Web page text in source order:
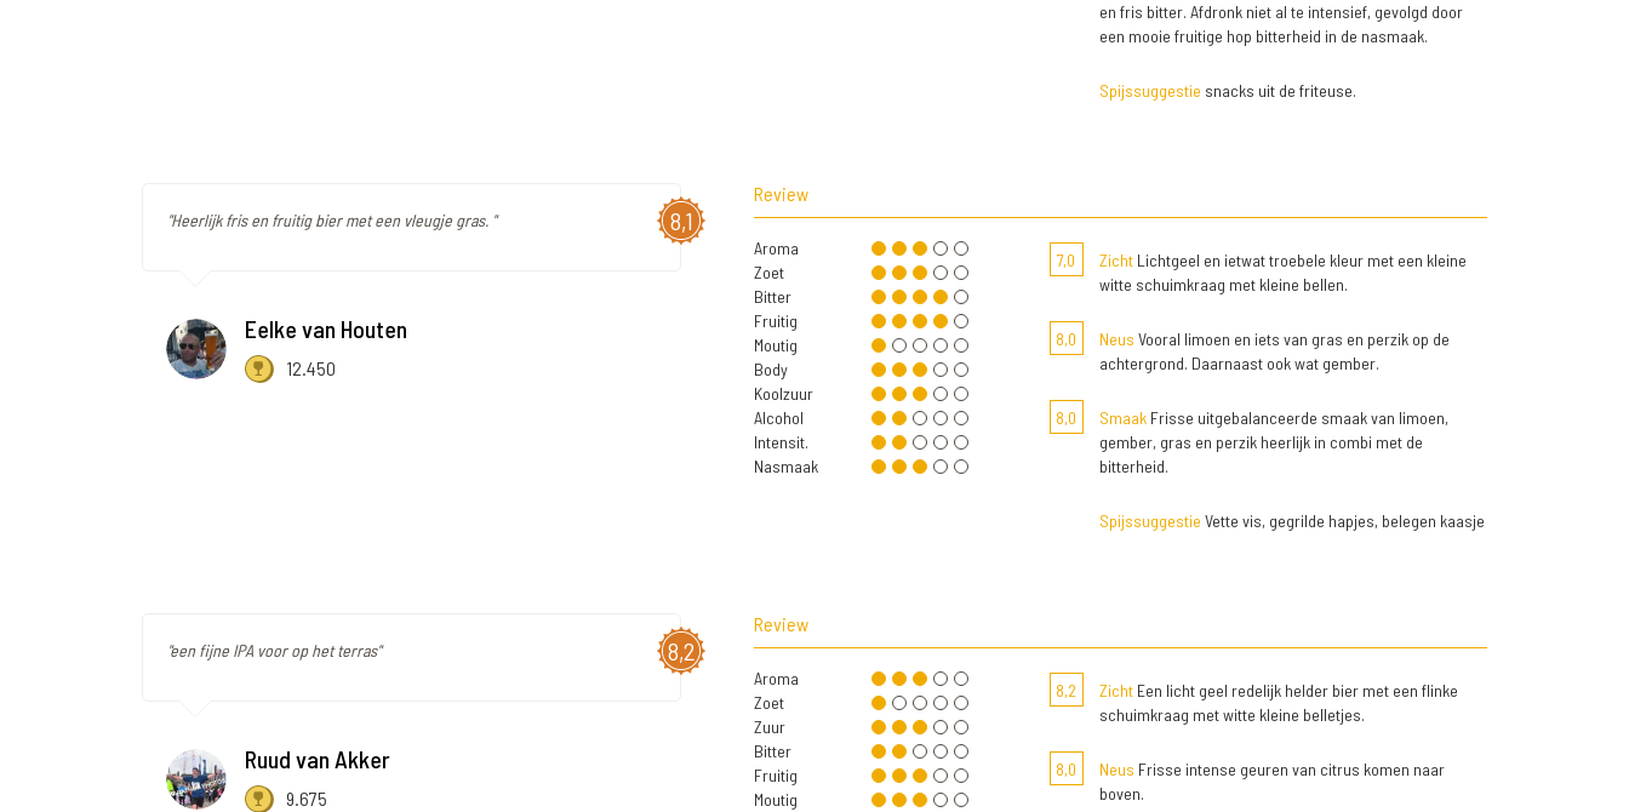
en fris bitter. Afdronk niet al te intensief, gevolgd door
een mooie fruitige hop bitterheid in de nasmaak.
Spijssuggestie snacks uit de friteuse.
8,1
"Heerlijk fris en fruitig bier met een vleugje gras. "
Eelke van Houten
12.450
Review
Aroma
Zoet
Bitter
Fruitig
Moutig
Body
Koolzuur
Alcohol
Intensit.
Nasmaak
7,0 ZichtLichtgeel en ietwat troebele kleur met een kleine
witte schuimkraag met kleine bellen.
8,0 Neus Vooral limoen en iets van gras en perzik op de
achtergrond. Daarnaast ook wat gember.
8,0 SmaakFrisse uitgebalanceerde smaak van limoen,
gember, gras en perzik heerlijk in combi met de
bitterheid.
Spijssuggestie Vette vis, gegrilde hapjes, belegen kaasje
8,2
"een fijne IPA voor op het terras"
Ruud van Akker
9.675
Review
Aroma
Zoet
Zuur
Bitter
Fruitig
Moutig
8,2 ZichtEen licht geel redelijk helder bier met een flinke
schuimkraag met witte kleine belletjes.
8,0 Neus Frisse intense geuren van citrus komen naar
boven.